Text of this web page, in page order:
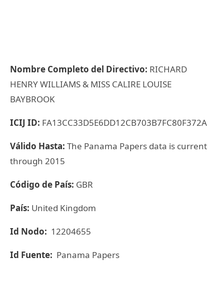
Nombre Completo del Directivo: RICHARD
HENRY WILLIAMS & MISS CALIRE LOUISE
BAYBROOK
ICIJ ID: FA13CC33D5E6DD12CB703B7FC80F372A
Válido Hasta: The Panama Papers data is current
through 2015
Código de País: GBR
País: United Kingdom
Id Nodo: 12204655
Id Fuente: Panama Papers